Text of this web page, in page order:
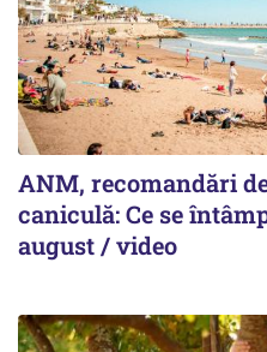
ANM, recomandări
caniculă: Ce se
august / video